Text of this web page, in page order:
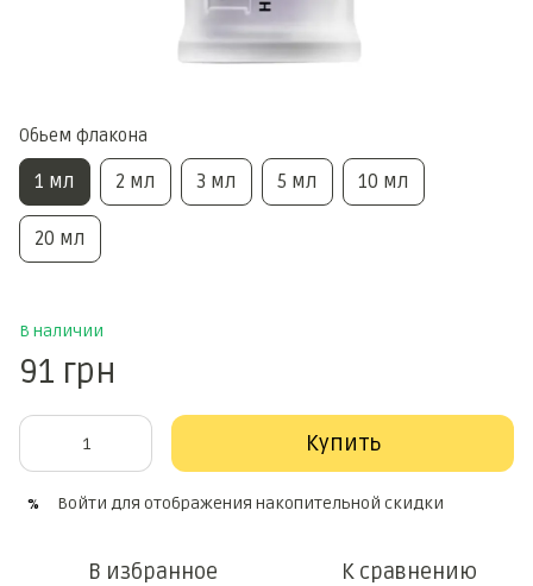
Обьем флакона
1 мл 2 мл 3 мл 5 мл 10 мл
20 мл
В наличии
91 грн
Купить
% Войти для отображения накопительной скидки
В избранное К сравнению